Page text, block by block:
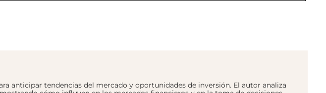
anticipar tendencias del mercado y oportunidades de inversión. El autor analiza